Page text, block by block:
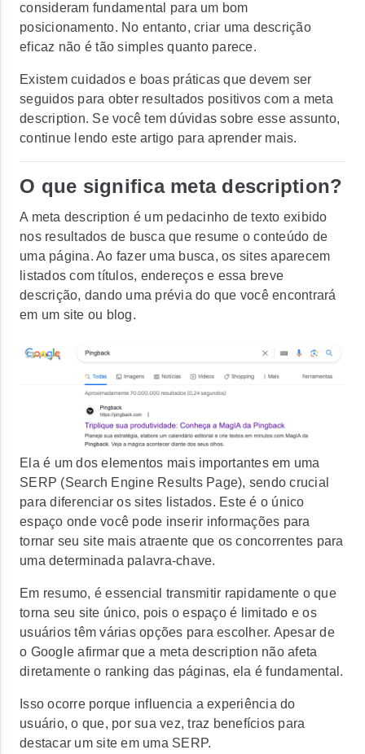
consideram fundamental para um bom
posicionamento. No entanto, criar uma descrição
eficaz não é tão simples quanto parece.
Existem cuidados e boas práticas que devem ser
seguidos para obter resultados positivos com a meta
description. Se você tem dúvidas sobre esse assunto,
continue lendo este artigo para aprender mais.
O que significa meta description?
A meta description é um pedacinho de texto exibido
nos resultados de busca que resume o conteúdo de
uma página. Ao fazer uma busca, os sites aparecem
listados com títulos, endereços e essa breve
descrição, dando uma prévia do que você encontrará
em um site ou blog.
Ela é um dos elementos mais importantes em uma
SERP (Search Engine Results Page), sendo crucial
para diferenciar os sites listados. Este é o único
espaço onde você pode inserir informações para
tornar seu site mais atraente que os concorrentes para
uma determinada palavra-chave.
Em resumo, é essencial transmitir rapidamente o que
torna seu site único, pois o espaço é limitado e os
usuários têm várias opções para escolher. Apesar de
o Google afirmar que a meta description não afeta
diretamente o ranking das páginas, ela é fundamental.
Isso ocorre porque influencia a experiência do
usuário, o que, por sua vez, traz benefícios para
destacar um site em uma SERP.